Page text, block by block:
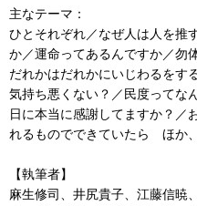
主なテーマ：
ひとそれぞれ／なぜ人は人を推
か／運命ってあるんですか／勿
だれかはだれかにいじわるをす
気持ち悪くない？／民度ってな
日に本当に感謝してますか？／
れるものでできていたら ほか
【執筆者】
麻生修司、井尻貴子、江藤信暁